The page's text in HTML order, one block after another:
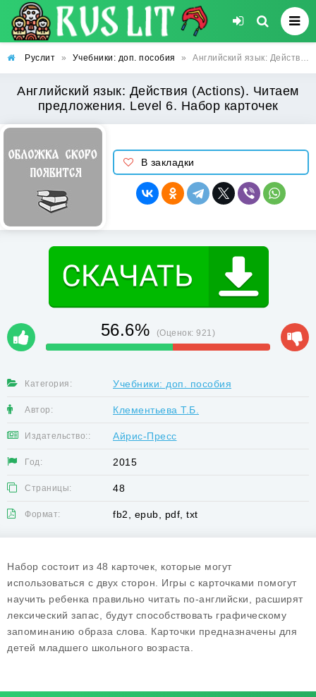
Руслит » Учебники: доп. пособия » Английский язык: Действия (Actions). Читаем предложения. Level 6. Набор карточек
Английский язык: Действия (Actions). Читаем
предложения. Level 6. Набор карточек
В закладки
56.6% (Оценок:921)
Категория: Учебники: доп. пособия
Автор: Клементьева Т.Б.
Издательство:: Айрис-Пресс
Год: 2015
Страницы: 48
Формат: fb2, epub, pdf, txt
Набор состоит из 48 карточек, которые могут
использоваться с двух сторон. Игры с карточками помогут
научить ребенка правильно читать по-английски, расширят
лексический запас, будут способствовать графическому
запоминанию образа слова. Карточки предназначены для
детей младшего школьного возраста.